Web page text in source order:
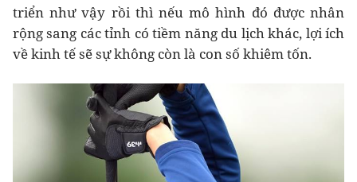
triển như vậy rồi thì nếu mô hình đó được nhân
rộng sang các tỉnh có tiềm năng du lịch khác, lợi ích
về kinh tế sẽ sự không còn là con số khiêm tốn.